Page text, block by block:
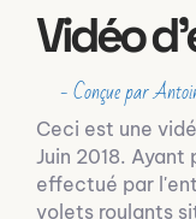
Vidéo
- Conçue par
Ceci est une
Juin 2018.
effectué par
volets roulants